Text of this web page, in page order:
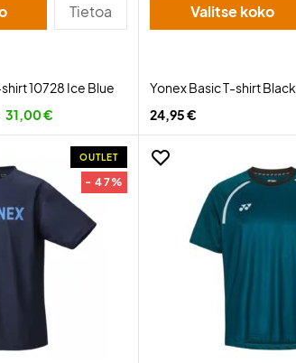
Tietoa
10728 Ice Blue
31,00 €
Valitse koko
Yonex Basic T-shirt Black
24,95 €
OUTLET
- 47%